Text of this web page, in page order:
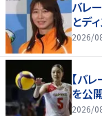
バレ
とデ
2026/
【バ
を公
2026/